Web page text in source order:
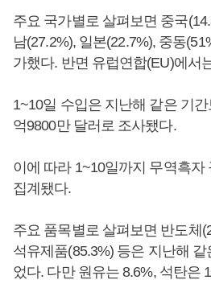
주요 국가별로 살펴보면 중국
남(27.2%), 일본(22.7%), 중동
가했다. 반면 유럽연합(EU)에서
1~10일 수입은 지난해 같은 기
억9800만 달러로 조사됐다.
이에 따라 1~10일까지 무역흑자
집계됐다.
주요 품목별로 살펴보면 반도체
석유제품(85.3%) 등은 지난해
었다. 다만 원유는 8.6%, 석탄은